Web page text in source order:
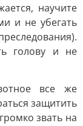
научите
и не убегать
голову и не
все же
защитить
звать на